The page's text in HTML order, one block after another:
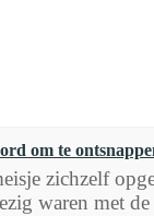
om te
zichzelf
waren met